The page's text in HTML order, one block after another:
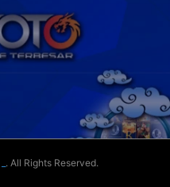
. All Rights Reserved.